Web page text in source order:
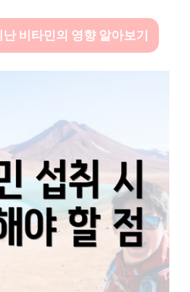
비타민의 영향 알아보기